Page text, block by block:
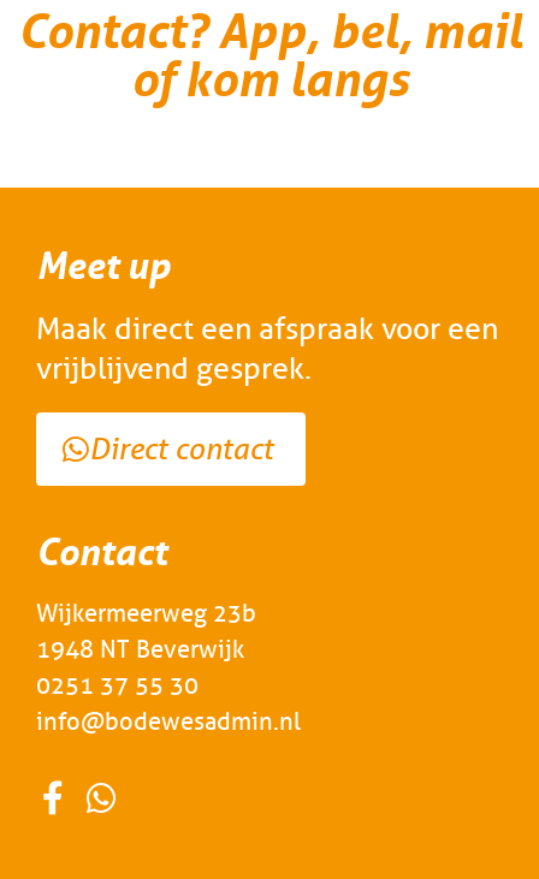
Contact? App, bel, mail
of kom langs
Meet up
Maak direct een afspraak voor een
vrijblijvend gesprek.
Direct contact
Contact
Wijkermeerweg 23b
1948 NT Beverwijk
0251 37 55 30
info@bodewesadmin.nl